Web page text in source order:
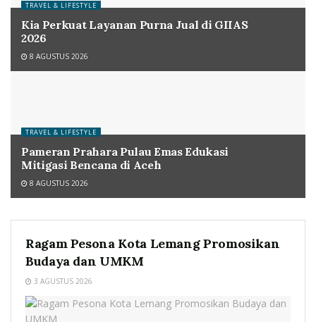
TRAVEL & LIFESTYLE
Kia Perkuat Layanan Purna Jual di GIIAS
2026
8 AGUSTUS 2026
TRAVEL & LIFESTYLE
Pameran Prahara Pulau Emas Edukasi
Mitigasi Bencana di Aceh
8 AGUSTUS 2026
Ragam Pesona Kota Lemang Promosikan
Budaya dan UMKM
3 AGUSTUS 2026